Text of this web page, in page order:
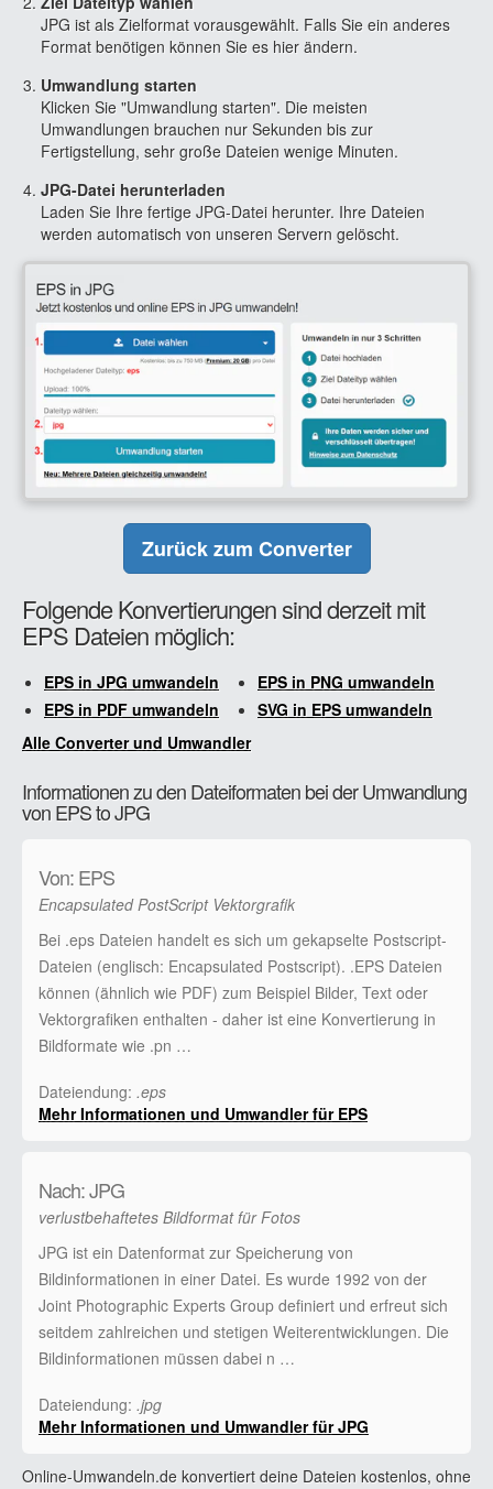
JPG ist als Zielformat vorausgewählt. Falls Sie ein anderes
Format benötigen können Sie es hier ändern.
Umwandlung starten
Klicken Sie "Umwandlung starten". Die meisten
Umwandlungen brauchen nur Sekunden bis zur
Fertigstellung, sehr große Dateien wenige Minuten.
JPG-Datei herunterladen
Laden Sie Ihre fertige JPG-Datei herunter. Ihre Dateien
werden automatisch von unseren Servern gelöscht.
Zurück zum Converter
Folgende Konvertierungen sind derzeit mit
EPS Dateien möglich:
EPS in JPG umwandeln
EPS in PNG umwandeln
EPS in PDF umwandeln
SVG in EPS umwandeln
Alle Converter und Umwandler
Informationen zu den Dateiformaten bei der Umwandlung
von EPS to JPG
Von: EPS
Encapsulated PostScript Vektorgrafik
Bei .eps Dateien handelt es sich um gekapselte Postscript-
Dateien (englisch: Encapsulated Postscript). .EPS Dateien
können (ähnlich wie PDF) zum Beispiel Bilder, Text oder
Vektorgrafiken enthalten - daher ist eine Konvertierung in
Bildformate wie .pn …
Dateiendung: .eps
Mehr Informationen und Umwandler für EPS
Nach: JPG
verlustbehaftetes Bildformat für Fotos
JPG ist ein Datenformat zur Speicherung von
Bildinformationen in einer Datei. Es wurde 1992 von der
Joint Photographic Experts Group definiert und erfreut sich
seitdem zahlreichen und stetigen Weiterentwicklungen. Die
Bildinformationen müssen dabei n …
Dateiendung: .jpg
Mehr Informationen und Umwandler für JPG
Online-Umwandeln.de konvertiert deine Dateien kostenlos, ohne